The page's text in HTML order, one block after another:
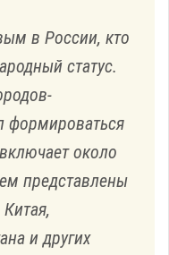
в России, кто
статус.
формироваться
около
представлены
и других